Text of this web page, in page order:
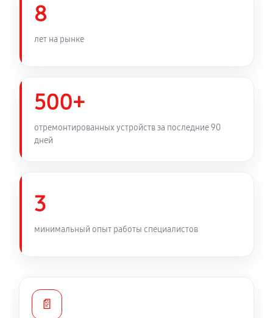
Замена ТЭН холодильника LG GBB60NSGFE
450 руб
Замена электросхемы холодильника LG
GBB60NSGFE
8
лет на рынке
500+
отремонтированных устройств за последние 90
дней
3
минимальный опыт работы специалистов
📄